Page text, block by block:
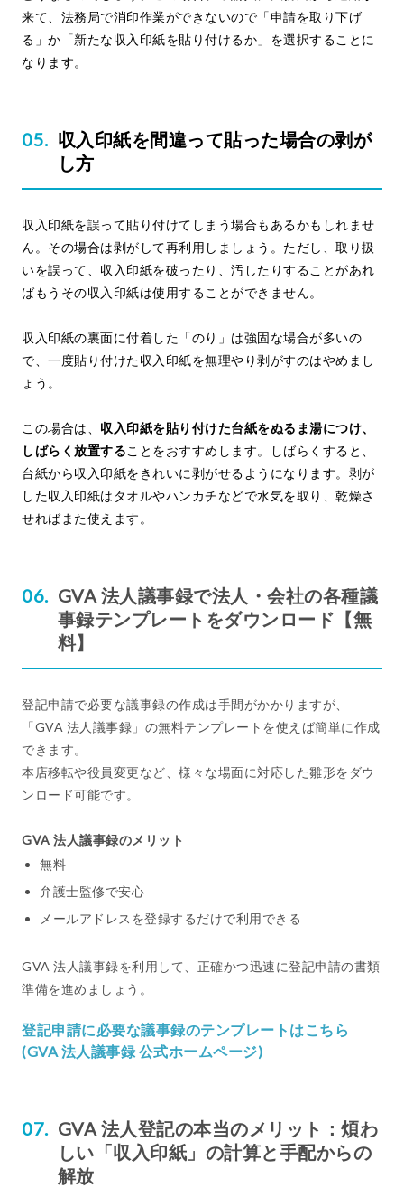
来て、法務局で消印作業ができないので「申請を取り下げ
る」か「新たな収入印紙を貼り付けるか」を選択することに
なります。
収入印紙を間違って貼った場合の剥が
し方
収入印紙を誤って貼り付けてしまう場合もあるかもしれませ
ん。その場合は剥がして再利用しましょう。ただし、取り扱
いを誤って、収入印紙を破ったり、汚したりすることがあれ
ばもうその収入印紙は使用することができません。
収入印紙の裏面に付着した「のり」は強固な場合が多いの
で、一度貼り付けた収入印紙を無理やり剥がすのはやめまし
ょう。
この場合は、 収入印紙を貼り付けた台紙をぬるま湯につけ、
しばらく放置することをおすすめします。しばらくすると、
台紙から収入印紙をきれいに剥がせるようになります。剥が
した収入印紙はタオルやハンカチなどで水気を取り、乾燥さ
せればまた使えます。
GVA 法人議事録で法人・会社の各種議
事録テンプレートをダウンロード【無
料】
登記申請で必要な議事録の作成は手間がかかりますが、
「GVA 法人議事録」の無料テンプレートを使えば簡単に作成
できます。
本店移転や役員変更など、様々な場面に対応した雛形をダウ
ンロード可能です。
GVA 法人議事録のメリット
無料
弁護士監修で安心
メールアドレスを登録するだけで利用できる
GVA 法人議事録を利用して、正確かつ迅速に登記申請の書類
準備を進めましょう。
登記申請に必要な議事録のテンプレートはこちら
(GVA 法人議事録 公式ホームページ)
GVA 法人登記の本当のメリット：煩わ
しい「収入印紙」の計算と手配からの
解放